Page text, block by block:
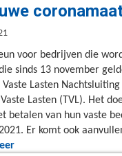
voor bedrijven die
sinds 13 november
Lasten
Lasten (TVL). Het
betalen van hun vaste
Er komt ook